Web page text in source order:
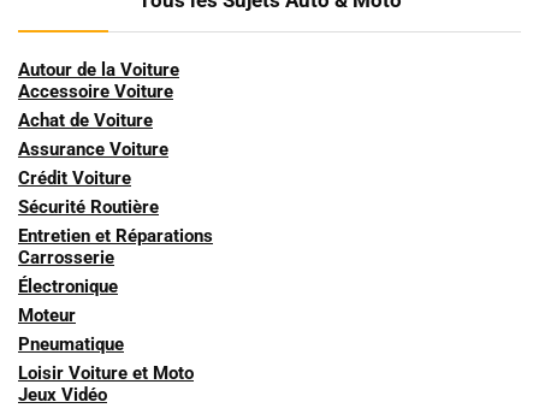
Autour de la Voiture
Accessoire Voiture
Achat de Voiture
Assurance Voiture
Crédit Voiture
Sécurité Routière
Entretien et Réparations
Carrosserie
Électronique
Moteur
Pneumatique
Loisir Voiture et Moto
Jeux Vidéo